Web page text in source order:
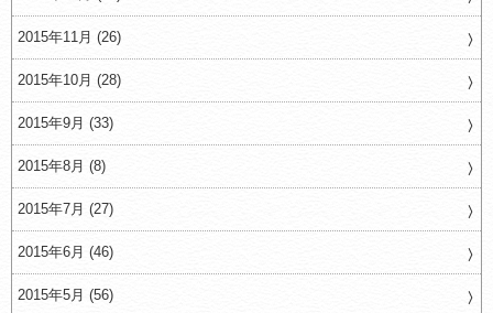
2015年11月 (26)
2015年10月 (28)
2015年9月 (33)
2015年8月 (8)
2015年7月 (27)
2015年6月 (46)
2015年5月 (56)